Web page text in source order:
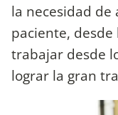
la necesidad
paciente,
trabajar desde
lograr la gran